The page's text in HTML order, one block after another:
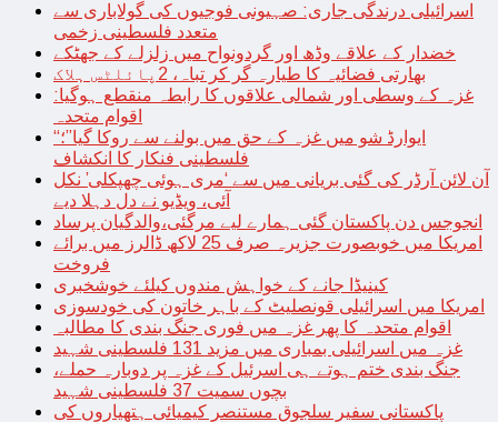
اسرائیلی درندگی جاری: صہیونی فوجیوں کی گولاباری سے
متعدد فلسطینی زخمی
خضدار کے علاقے وڈھ اور گردونواح میں زلزلے کے جھٹکے
بھارتی فضائیہ کا طیارہ گر کر تباہ، 2پائلٹس ہلاک
غزہ کے وسطی اور شمالی علاقوں کا رابطہ منقطع ہوگیا:
اقوام متحدہ
“ایوارڈ شو میں غزہ کے حق میں بولنے سے روکا گیا”؛
فلسطینی فنکار کا انکشاف
آن لائن آرڈر کی گئی بریانی میں سے ‘مری ہوئی چھپکلی’ نکل
آئی، ویڈیو نے دل دہلا دیے
انجوجس دن پاکستان گئی ہمارے لیے مرگئی،والدگیان پرساد
امریکا میں خوبصورت جزیرہ صرف 25 لاکھ ڈالرز میں برائے
فروخت
کینیڈا جانے کے خواہش مندوں کیلئے خوشخبری
امریکا میں اسرائیلی قونصلیٹ کے باہر خاتون کی خودسوزی
اقوام متحدہ کا پھر غزہ میں فوری جنگ بندی کا مطالبہ
غزہ میں اسرائیلی بمباری میں مزید 131 فلسطینی شہید
جنگ بندی ختم ہوتے ہی اسرئیل کے غزہ پر دوبارہ حملے،
بچوں سمیت 37 فلسطینی شہید
پاکستانی سفیر سلجوق مستنصر کیمیائی ہتھیاروں کی